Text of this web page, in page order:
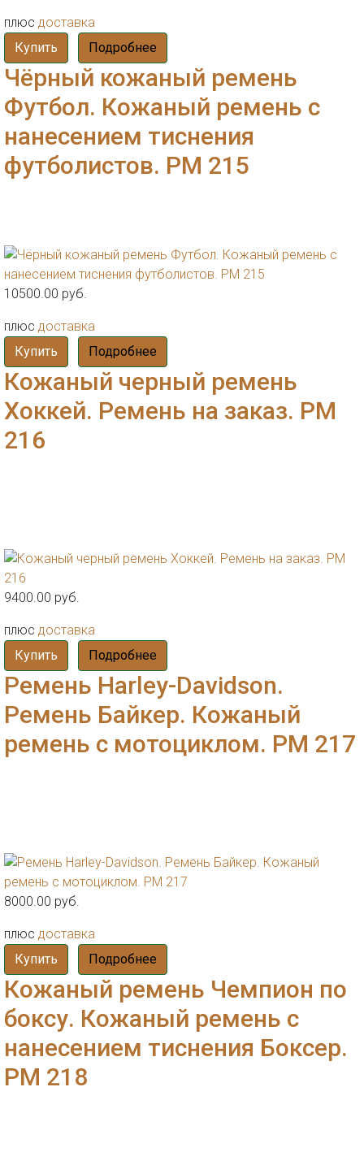
плюс доставка
Купить
Подробнее
Чёрный кожаный ремень
Футбол. Кожаный ремень с
нанесением тиснения
футболистов. РМ 215
10500.00 руб.
плюс доставка
Купить
Подробнее
Кожаный черный ремень
Хоккей. Ремень на заказ. РМ
216
9400.00 руб.
плюс доставка
Купить
Подробнее
Ремень Harley-Davidson.
Ремень Байкер. Кожаный
ремень с мотоциклом. РМ 217
8000.00 руб.
плюс доставка
Купить
Подробнее
Кожаный ремень Чемпион по
боксу. Кожаный ремень с
нанесением тиснения Боксер.
РМ 218